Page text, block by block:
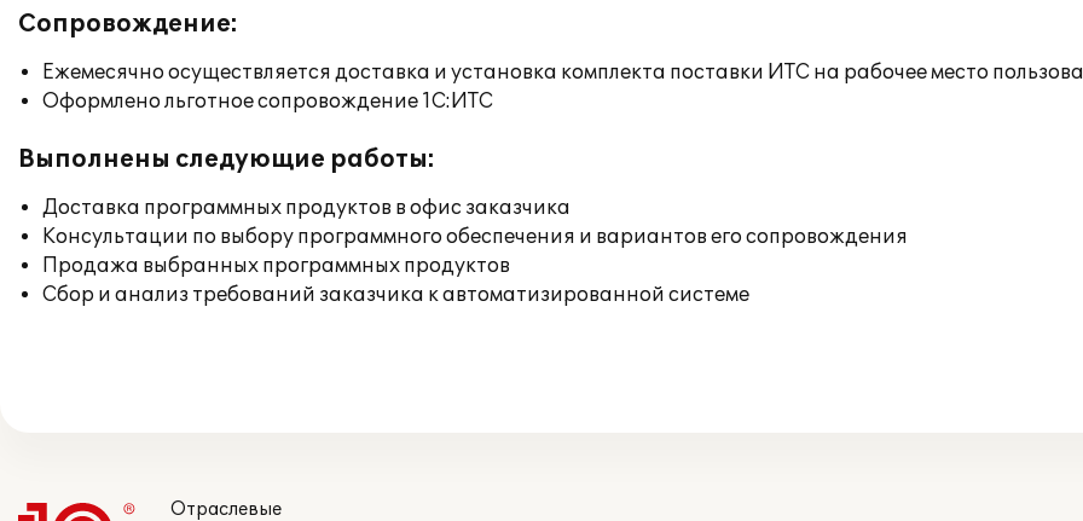
Сопровождение:
Ежемесячно осуществляется доставка и установка комплекта поставки ИТС на рабочее место
Оформлено льготное сопровождение 1С:ИТС
Выполнены следующие работы:
Доставка программных продуктов в офис заказчика
Консультации по выбору программного обеспечения и вариантов его сопровождения
Продажа выбранных программных продуктов
Сбор и анализ требований заказчика к автоматизированной системе
Отраслевые